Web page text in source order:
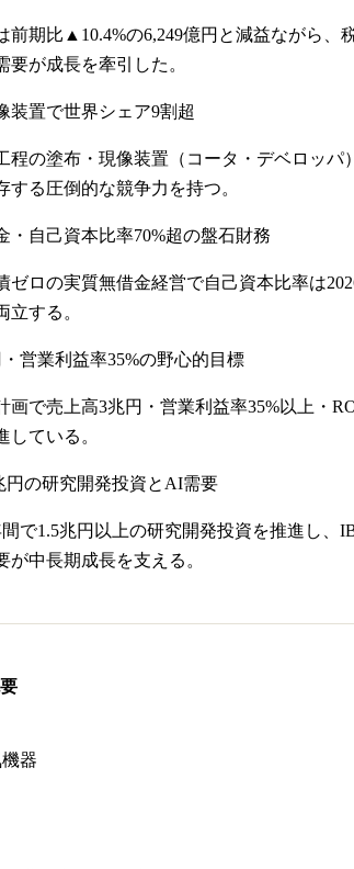
前期比▲10.4%の6,249億円と減益ながら、
要が成長を牽引した。
装置で世界シェア9割超
程の塗布・現像装置（コータ・デベロッ
する圧倒的な競争力を持つ。
・自己資本比率70%超の盤石財務
ゼロの実質無借金経営で自己資本比率は
立する。
営業利益率35%の野心的目標
画で売上高3兆円・営業利益率35%以上・
している。
円の研究開発投資とAI需要
で1.5兆円以上の研究開発投資を推進し
が中長期成長を支える。
器